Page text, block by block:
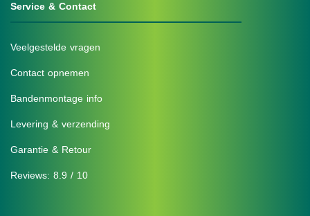
Service & Contact
Veelgestelde vragen
Contact opnemen
Bandenmontage info
Levering & verzending
Garantie & Retour
Reviews: 8.9 / 10